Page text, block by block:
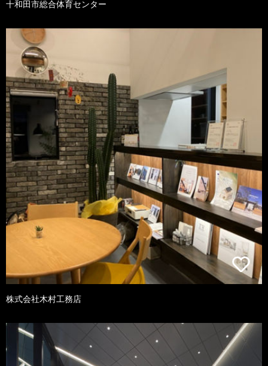
十和田市総合体育センター
株式会社木村工務店